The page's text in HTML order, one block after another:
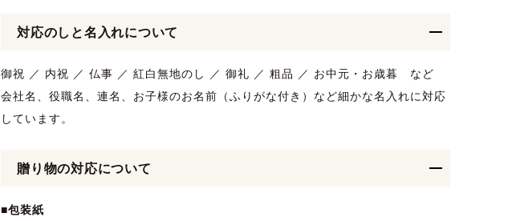
対応のしと名入れについて
御祝 ／ 内祝 ／ 仏事 ／ 紅白無地のし ／ 御礼 ／ 粗品 ／ お中元・お歳暮 など
会社名、役職名、連名、お子様のお名前（ふりがな付き）など細かな名入れに対応
しています。
贈り物の対応について
■包装紙